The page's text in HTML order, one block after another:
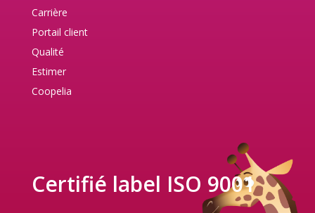
Carrière
Portail client
Qualité
Estimer
Coopelia
Certifié label ISO 9001